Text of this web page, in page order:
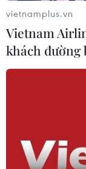
vietnamplus.vn
Vietnam
khách đường